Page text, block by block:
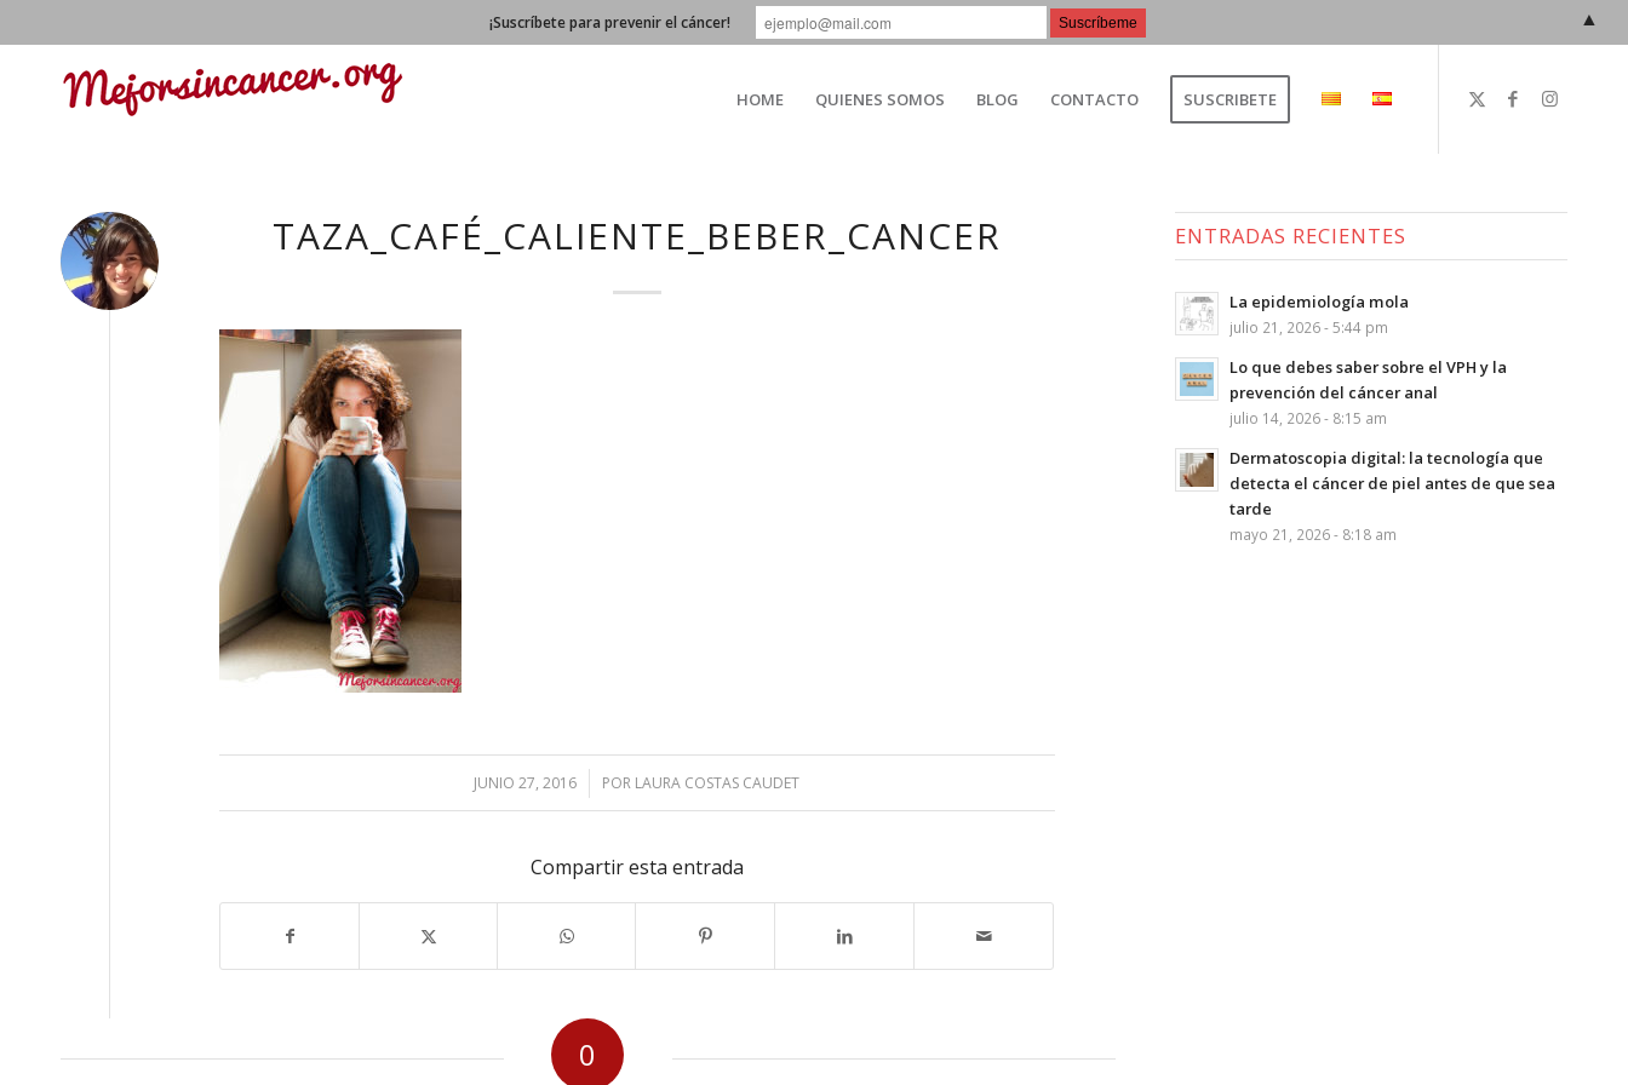
HOME QUIENES SOMOS BLOG CONTACTO SUSCRIBETE
TAZA_CAFÉ_CALIENTE_BEBER_CANCER
JUNIO 27, 2016
/ POR LAURA COSTAS CAUDET
Compartir esta entrada
0
ENTRADAS RECIENTES
La epidemiología mola
julio 21, 2026 - 5:44 pm
Lo que debes saber sobre el VPH y la
prevención del cáncer anal
julio 14, 2026 - 8:15 am
Dermatoscopia digital: la tecnología que
detecta el cáncer de piel antes de que sea
tarde
mayo 21, 2026 - 8:18 am
¡Suscríbete para prevenir el cáncer! ▲